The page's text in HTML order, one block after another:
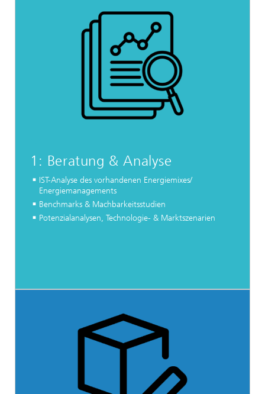
1: Beratung & Analyse
IST-Analyse des vorhandenen Energiemixes/
Energiemanagements
Benchmarks & Machbarkeitsstudien
Potenzialanalysen, Technologie- & Marktszenarien